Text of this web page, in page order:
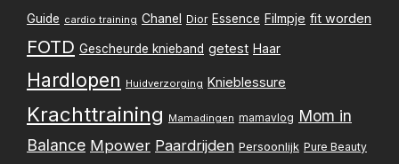
Guide cardio training Chanel Dior Essence Filmpje fit worden
FOTD Gescheurde knieband getest Haar
Hardlopen Huidverzorging Knieblessure
Krachttraining Mamadingen mamavlog Mom in
Balance Mpower Paardrijden Persoonlijk Pure Beauty